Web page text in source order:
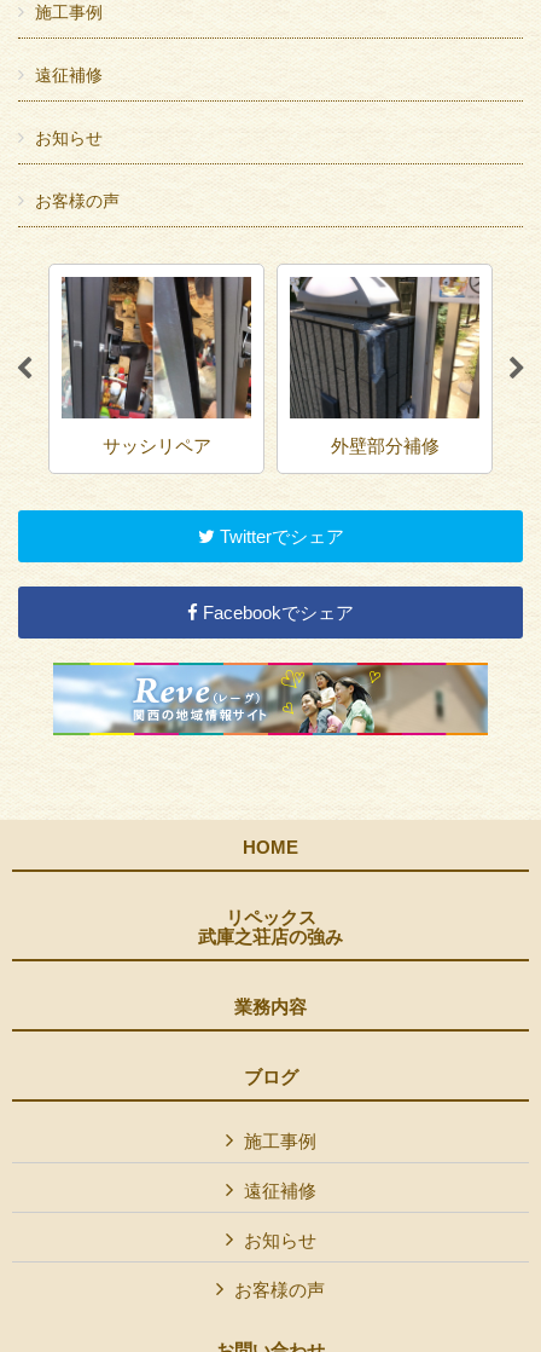
施工事例
遠征補修
お知らせ
お客様の声
サッシリペア 外壁部分補修
Twitterでシェア
Facebookでシェア
HOME
リペックス
武庫之荘店の強み
業務内容
ブログ
施工事例
遠征補修
お知らせ
お客様の声